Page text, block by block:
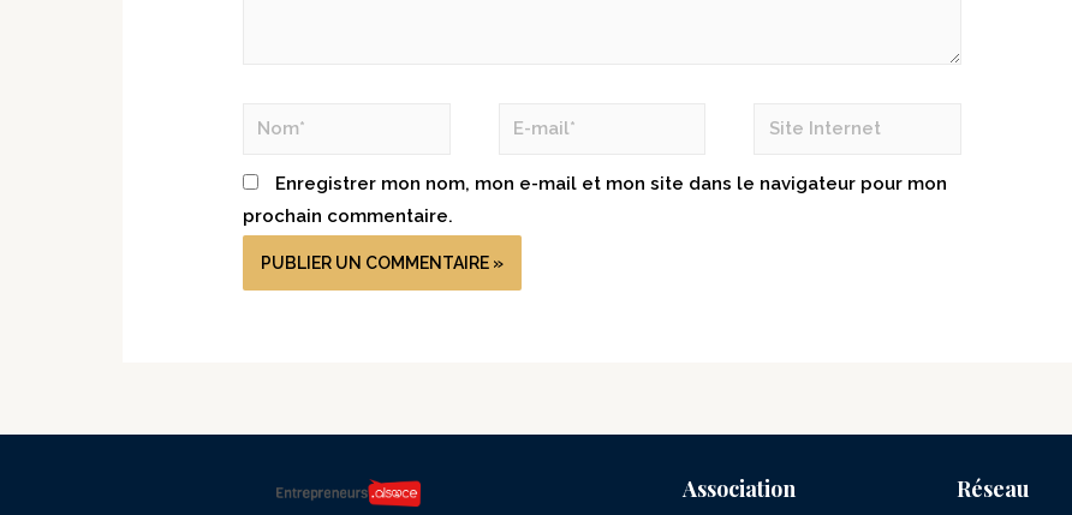
Enregistrer mon nom, mon e-mail et mon site dans le navigateur pour mon
prochain commentaire.
Association Réseau